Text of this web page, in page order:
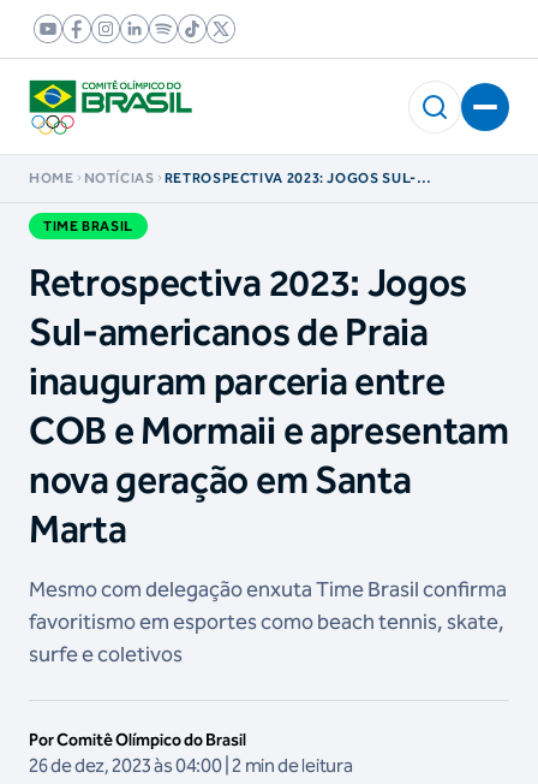
HOME NOTÍCIAS
RETROSPECTIVA 2023: JOGOS SUL-
TIME BRASIL
Retrospectiva 2023: Jogos
Sul-americanos de Praia
inauguram parceria entre
COB e Mormaii e apresentam
nova geração em Santa
Marta
Mesmo com delegação enxuta Time Brasil confirma
favoritismo em esportes como beach tennis, skate,
surfe e coletivos
Por Comitê Olímpico do Brasil
26 de dez, 2023 às 04:00 | 2 min de leitura